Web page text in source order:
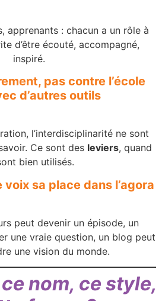
apprenants : chacun a un rôle à
d’être écouté, accompagné,
inspiré.
pas contre l’école
d’autres outils
l’interdisciplinarité ne sont
Ce sont des leviers, quand
bien utilisés.
sa place dans l’agora
peut devenir un épisode, un
une vraie question, un blog peut
une vision du monde.
nom, ce style,